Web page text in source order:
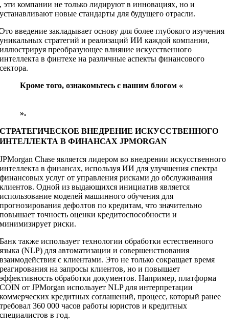
, эти компании не только лидируют в инновациях, но и
устанавливают новые стандарты для будущего отрасли.
Это введение закладывает основу для более глубокого изучения
уникальных стратегий и реализаций ИИ каждой компании,
иллюстрируя преобразующее влияние искусственного
интеллекта в финтехе на различные аспекты финансового
сектора.
Кроме того, ознакомьтесь с нашим блогом «
».
СТРАТЕГИЧЕСКОЕ ВНЕДРЕНИЕ ИСКУССТВЕННОГО
ИНТЕЛЛЕКТА В ФИНАНСАХ JPMORGAN
JPMorgan Chase является лидером во внедрении искусственного
интеллекта в финансах, используя ИИ для улучшения спектра
финансовых услуг от управления рисками до обслуживания
клиентов. Одной из выдающихся инициатив является
использование моделей машинного обучения для
прогнозирования дефолтов по кредитам, что значительно
повышает точность оценки кредитоспособности и
минимизирует риски.
Банк также использует технологии обработки естественного
языка (NLP) для автоматизации и совершенствования
взаимодействия с клиентами. Это не только сокращает время
реагирования на запросы клиентов, но и повышает
эффективность обработки документов. Например, платформа
COIN от JPMorgan использует NLP для интерпретации
коммерческих кредитных соглашений, процесс, который ранее
требовал 360 000 часов работы юристов и кредитных
специалистов в год.